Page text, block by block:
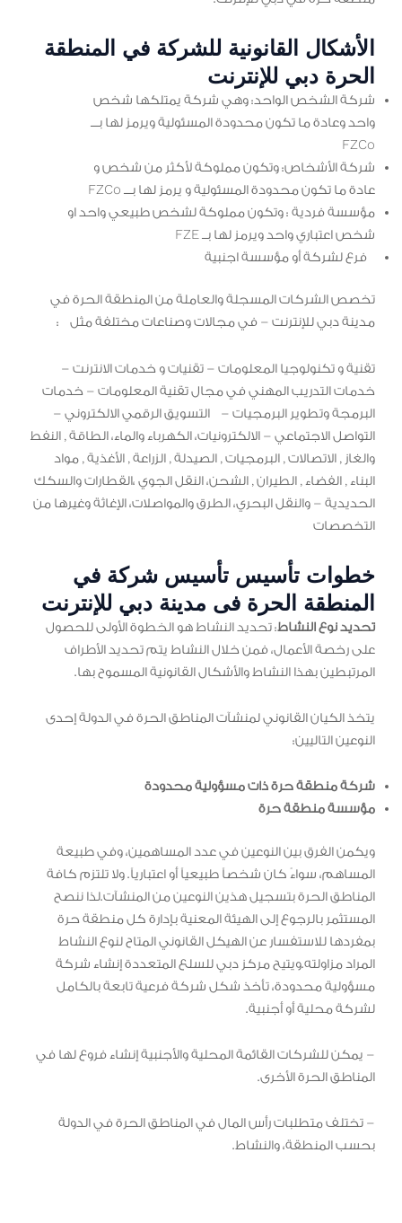
الأشكال القانونية للشركة في المنطقة
الحرة دبي للإنترنت
شركة الشخص الواحد: وهي شركة يمتلكها شخص
واحد وعادة ما تكون محدودة المسئولية ويرمز لها بـــ
FZCo
شركة الأشخاص: وتكون مملوكة لأكثر من شخص و
عادة ما تكون محدودة المسئولية و يرمز لها بـــ FZCo
مؤسسة فردية : وتكون مملوكة لشخص طبيعي واحد او
شخص اعتباري واحد ويرمز لها بــ FZE
فرع لشركة أو مؤسسة اجنبية
تخصص الشركات المسجلة والعاملة من المنطقة الحرة في
مدينة دبي للإنترنت – في مجالات وصناعات مختلفة مثل :
تقنية و تكنولوجيا المعلومات – تقنيات و خدمات الانترنت –
خدمات التدريب المهني في مجال تقنية المعلومات – خدمات
البرمجة وتطوير البرمجيات – التسويق الرقمي الالكتروني –
التواصل الاجتماعي – الالكترونيات، الكهرباء والماء، الطاقة , النفط
والغاز , الاتصالات , البرمجيات , الصيدلة , الزراعة , الأغذية , مواد
البناء , الفضاء , الطيران , الشحن، النقل الجوي ،القطارات والسكك
الحديدية – والنقل البحري، الطرق والمواصلات، الإغاثة وغيرها من
التخصصات
خطوات تأسيس تأسيس شركة في
المنطقة الحرة فى مدينة دبي للإنترنت
تحديد نوع النشاط: تحديد النشاط هو الخطوة الأولى للحصول
على رخصة الأعمال، فمن خلال النشاط يتم تحديد الأطراف
المرتبطين بهذا النشاط والأشكال القانونية المسموح بها.
يتخذ الكيان القانوني لمنشآت المناطق الحرة في الدولة إحدى
النوعين التاليين:
شركة منطقة حرة ذات مسؤولية محدودة
مؤسسة منطقة حرة
ويكمن الفرق بين النوعين في عدد المساهمين، وفي طبيعة
المساهم، سواءً كان شخصاً طبيعياً أو اعتبارياً. ولا تلتزم كافة
المناطق الحرة بتسجيل هذين النوعين من المنشآت.لذا ننصح
المستثمر بالرجوع إلى الهيئة المعنية بإدارة كل منطقة حرة
بمفردها للاستفسار عن الهيكل القانوني المتاح لنوع النشاط
المراد مزاولته.ويتيح مركز دبي للسلع المتعددة إنشاء شركة
مسؤولية محدودة، تأخذ شكل شركة فرعية تابعة بالكامل
لشركة محلية أو أجنبية.
– يمكن للشركات القائمة المحلية والأجنبية إنشاء فروع لها في
المناطق الحرة الأخرى.
– تختلف متطلبات رأس المال في المناطق الحرة في الدولة
بحسب المنطقة، والنشاط.